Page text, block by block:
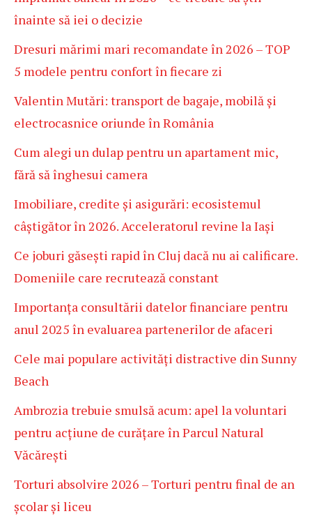
înainte să iei o decizie
Dresuri mărimi mari recomandate în 2026 – TOP
5 modele pentru confort în fiecare zi
Valentin Mutări: transport de bagaje, mobilă și
electrocasnice oriunde în România
Cum alegi un dulap pentru un apartament mic,
fără să înghesui camera
Imobiliare, credite și asigurări: ecosistemul
câștigător în 2026. Acceleratorul revine la Iași
Ce joburi găsești rapid în Cluj dacă nu ai calificare.
Domeniile care recrutează constant
Importanța consultării datelor financiare pentru
anul 2025 în evaluarea partenerilor de afaceri
Cele mai populare activități distractive din Sunny
Beach
Ambrozia trebuie smulsă acum: apel la voluntari
pentru acțiune de curățare în Parcul Natural
Văcărești
Torturi absolvire 2026 – Torturi pentru final de an
școlar și liceu